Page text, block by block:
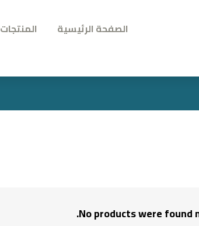
الصفحة الرئيسية المنتجات
No products were found